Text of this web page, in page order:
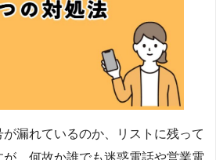
漏れているのか、リストに残って
、何故か誰でも迷惑電話や営業電